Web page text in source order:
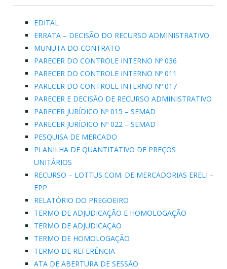
EDITAL
ERRATA – DECISÃO DO RECURSO ADMINISTRATIVO
MUNUTA DO CONTRATO
PARECER DO CONTROLE INTERNO Nº 036
PARECER DO CONTROLE INTERNO Nº 011
PARECER DO CONTROLE INTERNO Nº 017
PARECER E DECISÃO DE RECURSO ADMINISTRATIVO
PARECER JURÍDICO Nº 015 – SEMAD
PARECER JURÍDICO Nº 022 – SEMAD
PESQUISA DE MERCADO
PLANILHA DE QUANTITATIVO DE PREÇOS
UNITÁRIOS
RECURSO – LOTTUS COM. DE MERCADORIAS ERELI –
EPP
RELATÓRIO DO PREGOEIRO
TERMO DE ADJUDICAÇÃO E HOMOLOGAÇÃO
TERMO DE ADJUDICAÇÃO
TERMO DE HOMOLOGAÇÃO
TERMO DE REFERÊNCIA
ATA DE ABERTURA DE SESSÃO